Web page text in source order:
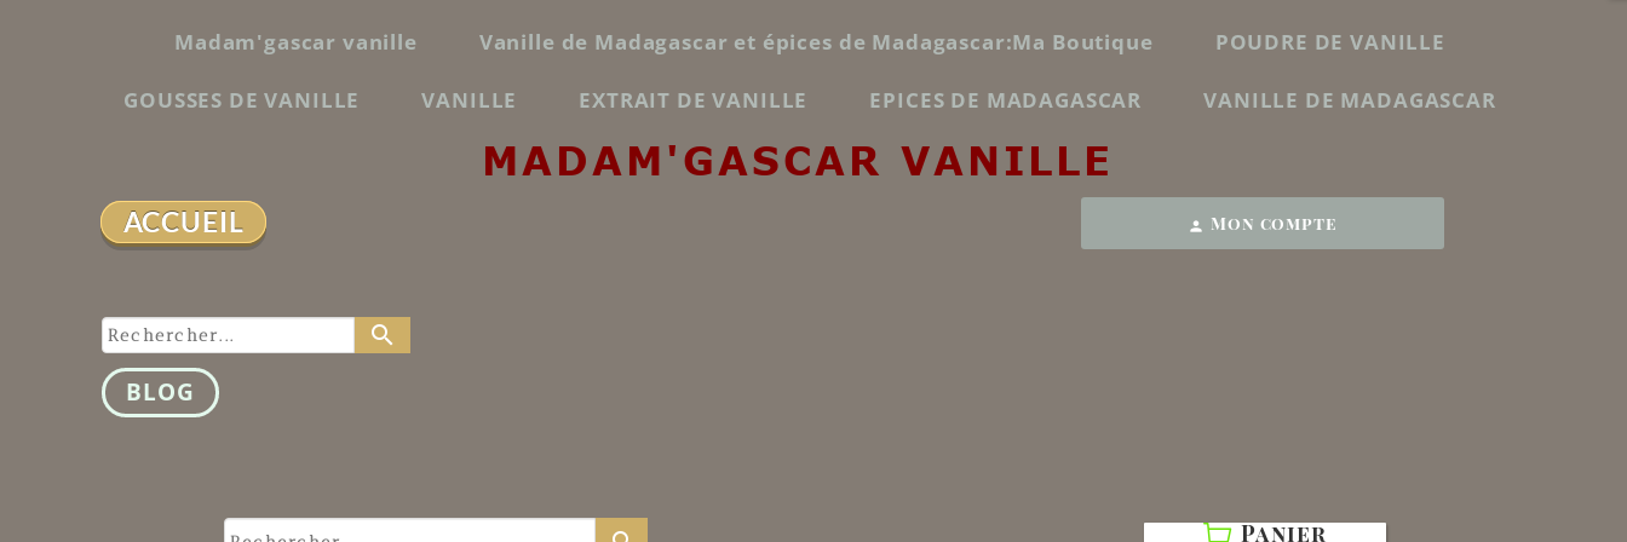
ACCUEIL
MADAM'GASCAR VANILLE
Madam'gascar vanille Vanille de Madagascar et épices de Madagascar:Ma Boutique POUDRE DE VANILLE
GOUSSES DE VANILLE VANILLE EXTRAIT DE VANILLE EPICES DE MADAGASCAR VANILLE DE MADAGASCAR
BLOG
search
person Mon compte
Panier